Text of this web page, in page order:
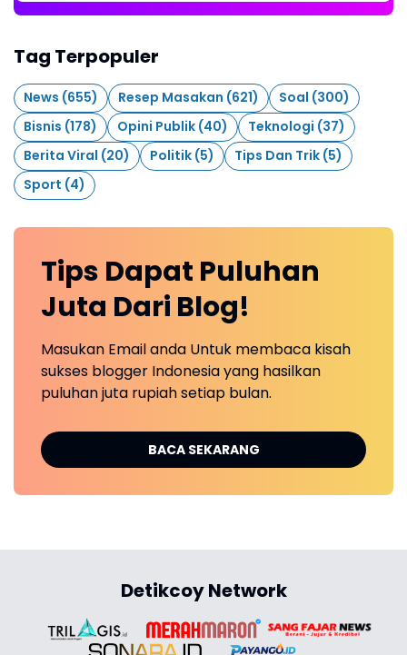
Tag Terpopuler
News (655) Resep Masakan (621) Soal (300)
Bisnis (178) Opini Publik (40) Teknologi (37)
Berita Viral (20) Politik (5) Tips Dan Trik (5)
Sport (4)
Tips Dapat Puluhan
Juta Dari Blog!
Masukan Email anda Untuk membaca kisah
sukses blogger Indonesia yang hasilkan
puluhan juta rupiah setiap bulan.
BACA SEKARANG
Detikcoy Network